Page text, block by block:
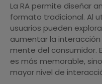
La RA permite diseñar
formato tradicional. Al
usuarios pueden
aumentar la
mente del consumidor.
es más memorable,
mayor nivel de